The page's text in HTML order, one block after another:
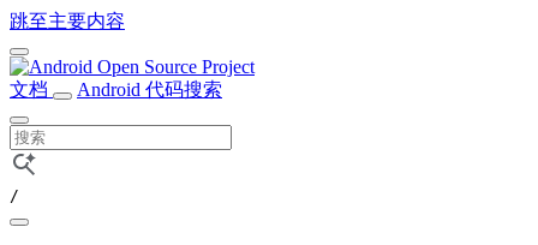
跳至主要内容
文档 Android 代码搜索
/